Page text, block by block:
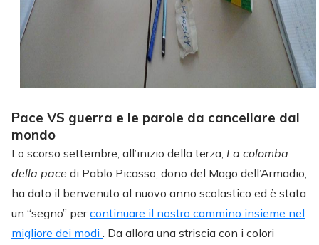
Pace VS guerra e le parole da cancellare dal
mondo
Lo scorso settembre, all’inizio della terza, La colomba
della pace di Pablo Picasso, dono del Mago dell’Armadio,
ha dato il benvenuto al nuovo anno scolastico ed è stata
un “segno” percontinuare il nostro cammino insieme nel
migliore dei modi . Da allora una striscia con i colori